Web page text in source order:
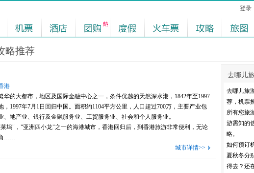
登录
略推荐
港
的大都市，地区及国际金融中心之一，条件优越的天然深水港，1842年至1997
，1997年7月1日回归中国。面积约1104平方公里，人口超过700万，主要产业包
、地产业、银行及金融服务业、工贸服务业、社会和个人服务业。
"，"亚洲四小龙"之一的海港城市，香港回归后，到香港旅游非常便利，无论
角……
城市详情>>
去哪儿
去哪儿旅
荐，机票
所有您旅
游需知的
略。
如何预订
夏秋冬分
得去？还